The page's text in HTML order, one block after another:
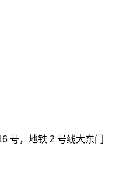
号，地铁 2 号线大东门